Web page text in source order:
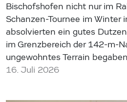
Bischofshofen nicht nur im
Schanzen-Tournee im Winter
absolvierten ein gutes
im Grenzbereich der 142-m-
ungewohntes Terrain
16. Juli 2026